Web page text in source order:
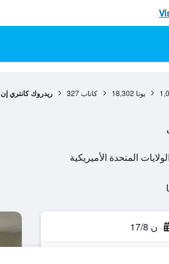
يوتا 18,302 كاناب 327 ريدروك كانتري إن
ن 17/8